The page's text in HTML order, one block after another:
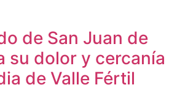
de San Juan de
su dolor y cercanía
de Valle Fértil